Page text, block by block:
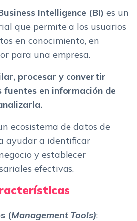
Intelligence (BI) es un
que permite a los usuarios
en conocimiento, en
para una empresa.
procesar y convertir
en información de
ecosistema de datos de
ayudar a identificar
y establecer
efectivas.
(Management Tools):